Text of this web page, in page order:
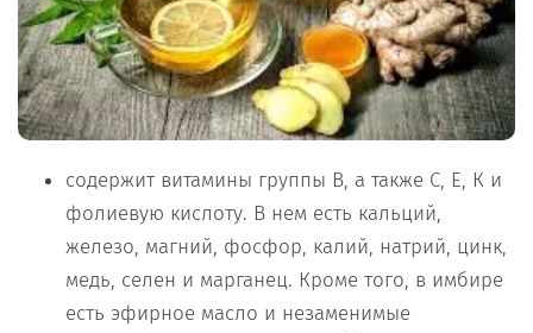
содержит витамины группы В, а также С, Е, К и
фолиевую кислоту. В нем есть кальций,
железо, магний, фосфор, калий, натрий, цинк,
медь, селен и марганец. Кроме того, в имбире
есть эфирное масло и незаменимые